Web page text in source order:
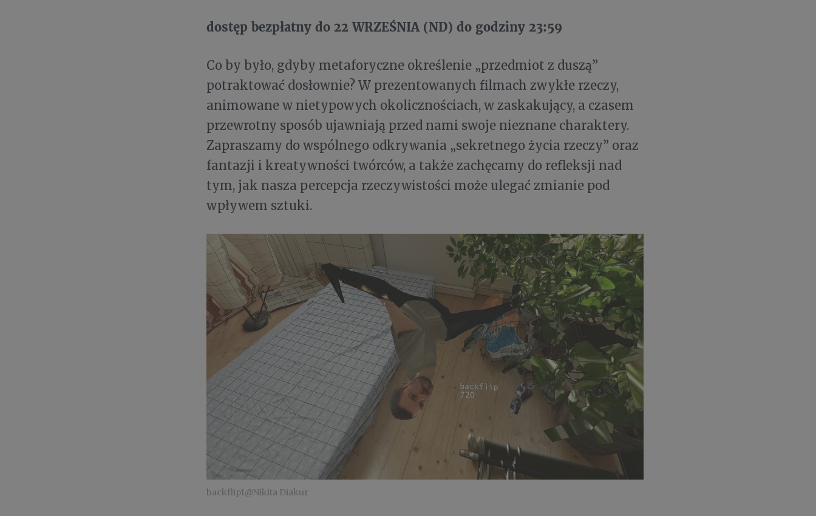
dostęp bezpłatny do 22 WRZEŚNIA (ND) do godziny 23:59
Co by było, gdyby metaforyczne określenie „przedmiot z duszą”
potraktować dosłownie? W prezentowanych filmach zwykłe rzeczy,
animowane w nietypowych okolicznościach, w zaskakujący, a czasem
przewrotny sposób ujawniają przed nami swoje nieznane charaktery.
Zapraszamy do wspólnego odkrywania „sekretnego życia rzeczy” oraz
fantazji i kreatywności twórców, a także zachęcamy do refleksji nad
tym, jak nasza percepcja rzeczywistości może ulegać zmianie pod
wpływem sztuki.
backflip1@Nikita Diakur